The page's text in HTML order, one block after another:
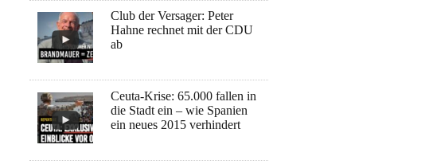
Club der Versager: Peter
Hahne rechnet mit der CDU
ab
Ceuta-Krise: 65.000 fallen in
die Stadt ein – wie Spanien
ein neues 2015 verhindert